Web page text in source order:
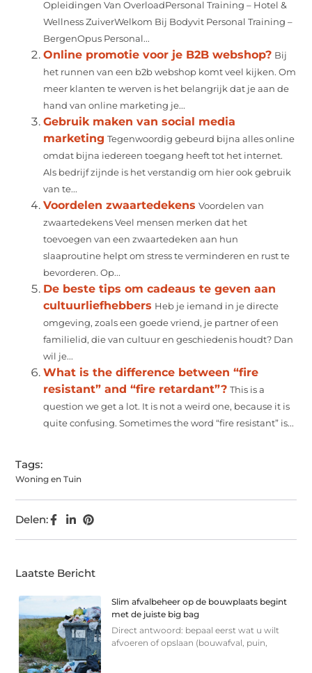
Opleidingen Van OverloadPersonal Training – Hotel &
Wellness ZuiverWelkom Bij Bodyvit Personal Training –
BergenOpus Personal...
Online promotie voor je B2B webshop? Bij
het runnen van een b2b webshop komt veel kijken. Om
meer klanten te werven is het belangrijk dat je aan de
hand van online marketing je...
Gebruik maken van social media
marketing Tegenwoordig gebeurd bijna alles online
omdat bijna iedereen toegang heeft tot het internet.
Als bedrijf zijnde is het verstandig om hier ook gebruik
van te...
Voordelen zwaartedekens Voordelen van
zwaartedekens Veel mensen merken dat het
toevoegen van een zwaartedeken aan hun
slaaproutine helpt om stress te verminderen en rust te
bevorderen. Op...
De beste tips om cadeaus te geven aan
cultuurliefhebbers Heb je iemand in je directe
omgeving, zoals een goede vriend, je partner of een
familielid, die van cultuur en geschiedenis houdt? Dan
wil je...
What is the difference between “fire
resistant” and “fire retardant”? This is a
question we get a lot. It is not a weird one, because it is
quite confusing. Sometimes the word “fire resistant” is...
Tags:
Woning en Tuin
Delen:
Laatste Bericht
Slim afvalbeheer op de bouwplaats begint
met de juiste big bag
Direct antwoord: bepaal eerst wat u wilt
afvoeren of opslaan (bouwafval, puin,